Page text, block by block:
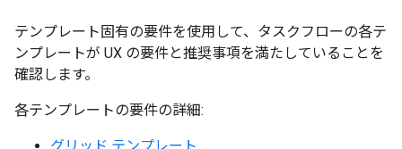
テンプレート固有の要件を使用して、タスクフローの各テ
ンプレートが UX の要件と推奨事項を満たしていることを
確認します。
各テンプレートの要件の詳細: